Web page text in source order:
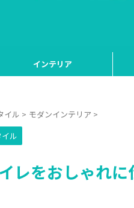
インテリア
イル > モダンインテリア >
ル
レをおしゃれ